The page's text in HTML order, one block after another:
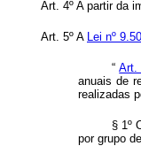
Art. 4º A partir da
Art. 5º A Lei nº
“Art.
anuais de
realizadas
§ 1º
por grupo